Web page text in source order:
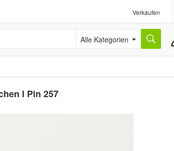
Verkaufen
Alle Kategorien
l Pin 257